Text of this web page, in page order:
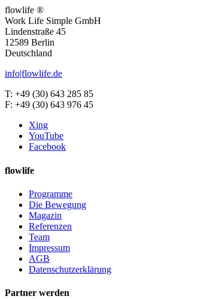
flowlife ®
Work Life Simple GmbH
Lindenstraße 45
12589 Berlin
Deutschland
info|flowlife.de
T: +49 (30) 643 285 85
F: +49 (30) 643 976 45
Xing
YouTube
Facebook
flowlife
Programme
Die Bewegung
Magazin
Referenzen
Team
Impressum
AGB
Datenschutzerklärung
Partner werden